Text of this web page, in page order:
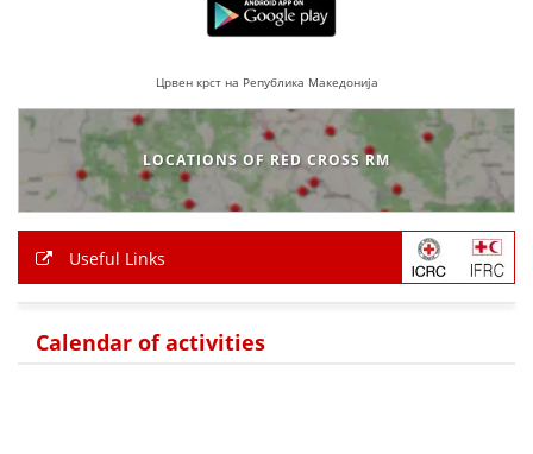
Црвен крст на Република Македонија
LOCATIONS OF RED CROSS RM
Useful Links
Calendar of activities